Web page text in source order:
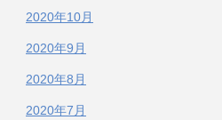
2020年10月
2020年9月
2020年8月
2020年7月